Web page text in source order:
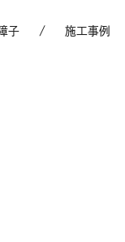
子 施工事例